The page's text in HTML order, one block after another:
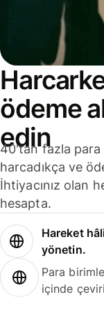
ödeme
edin
40'tan fazla
harcadıkça ve
İhtiyacınız olan
hesapta.
Hareket
yönetin.
Para
içinde